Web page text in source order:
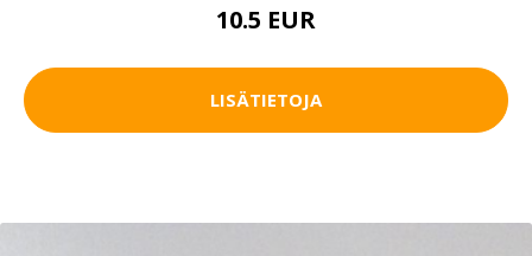
10.5 EUR
LISÄTIETOJA